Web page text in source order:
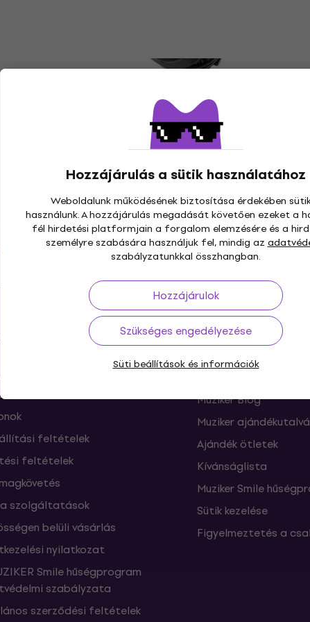
Hozzájárulás a sütik használatához
Weboldalunk működésének biztosítása érdekében
használunk. A hozzájárulás megadását követően ezeket a
fél hirdetési platformjain a forgalom elemzésére és a
személyre szabására használjuk fel, mindig az
szabályzatunkkal összhangban.
Hozzájárulok
Szükséges engedélyezése
Süti beállítások és információk
fejhallgató (Mint új)
31 670 Ft
30 napig Ingyenes szállítás59 000 Ft -tól
és elállások a
feltételek
feltételek
szolgáltatások
belüli vásárlás
nyilatkozat
Smile hűségprogram
szabályzata
szerződési feltételek
Hasznos
Muziker Blog
Muziker
Ajándék ötletek
Kívánságlista
Muziker Smile
Sütik kezelése
Figyelmeztetés a